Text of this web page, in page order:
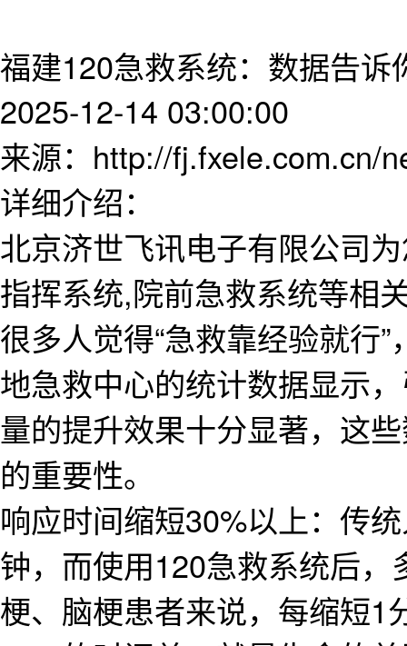
福建120急救系统：数据告诉
2025-12-14 03:00:00
来源：http://fj.fxele.com.cn/
详细介绍：
北京济世飞讯电子有限公司
指挥系统,院前急救系统等相
很多人觉得“急救靠经验就行
地急救中心的统计数据显示
量的提升效果十分显著，这
的重要性。
响应时间缩短30%以上：传
钟，而使用120急救系统后
梗、脑梗患者来说，每缩短1